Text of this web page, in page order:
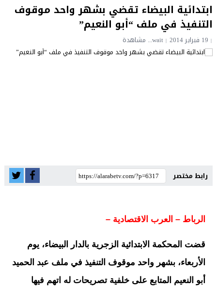
ابتدائية البيضاء تقضي بشهر واحد موقوف
التنفيذ في ملف “أبو النعيم”
19 فبراير 2014 wait... مشاهدة
رابط مختصر
الرباط – العرب الاقتصادية –
قضت المحكمة الابتدائية الزجرية بالدار البيضاء، يوم
الأربعاء، بشهر واحد موقوف التنفيذ في ملف عبد الحميد
أبو النعيم المتابع على خلفية تصريحات له اتهم فيها